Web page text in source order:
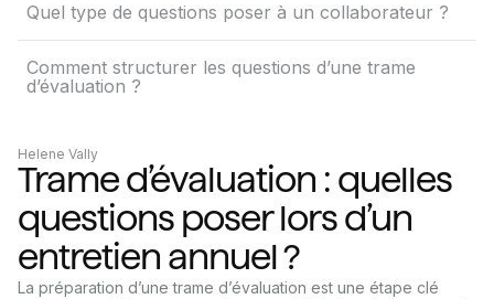
Quel type de questions poser à un collaborateur ?
Comment structurer les questions d’une trame
d’évaluation ?
Helene Vally
Trame d’évaluation : quelles
questions poser lors d’un
entretien annuel ?
La préparation d’une trame d’évaluation est une étape clé